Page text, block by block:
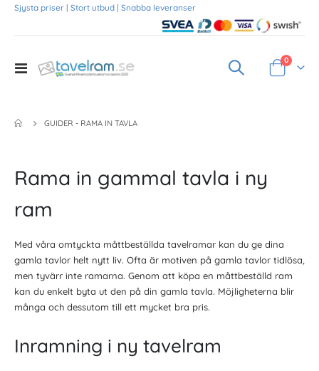
Sjysta priser | Stort utbud | Snabba leveranser
Toggle
Varukorg
0
GUIDER - RAMA IN TAVLA
Rama in gammal tavla i ny
ram
Med våra omtyckta måttbeställda tavelramar kan du ge dina
gamla tavlor helt nytt liv. Ofta är motiven på gamla tavlor tidlösa,
men tyvärr inte ramarna. Genom att köpa en måttbeställd ram
kan du enkelt byta ut den på din gamla tavla. Möjligheterna blir
många och dessutom till ett mycket bra pris.
Inramning i ny tavelram